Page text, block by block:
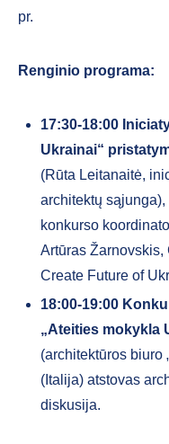
pr.
Renginio programa:
17:30-18:00
Ukrainai“
(Rūta Leitanaitė,
architektų
konkurso
Artūras Žarnovskis,
Create Future of
18:00-19:00
„Ateities mokykla
(architektūros biuro
(Italija) atstovas
diskusija.